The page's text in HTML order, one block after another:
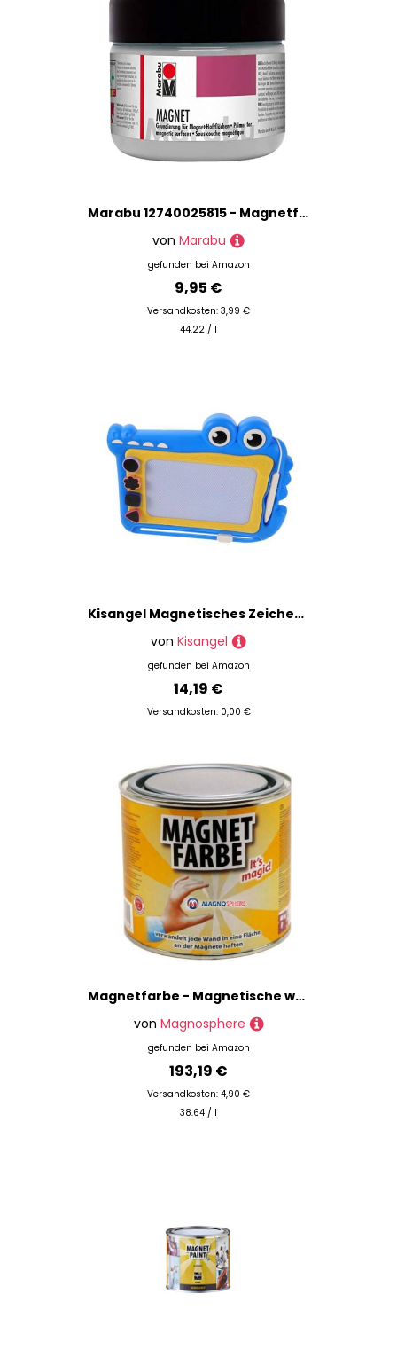
Marabu 12740025815 - Magnetfarbe, Acrylgrundierung für magnetische Flächen, 225 ml grau, nach Trocknung übermalbar, speichelecht, wasserfest und lichtecht, für ca. 0,75 m²
von Marabu
gefunden bei Amazon
9,95 €
Versandkosten: 3,99 €
44.22 / l
Kisangel Magnetisches Zeichenbrett Wiederbeschreibbares Doodle Board mit Bunten Magnetfarben Leicht und Kompakt für Vorschule Reisen und Kreatives Lernen unterwegs
von Kisangel
gefunden bei Amazon
14,19 €
Versandkosten: 0,00 €
Magnetfarbe - Magnetische wandfarbe - 5 Liter - für eine Fläche von 10m² - 40m² - Farbe für die Wand wirkt magnethaftend - Grundfarbe kann nach Trocknung beliebig überstrichen und gestaltet werden
von Magnosphere
gefunden bei Amazon
193,19 €
Versandkosten: 4,90 €
38.64 / l